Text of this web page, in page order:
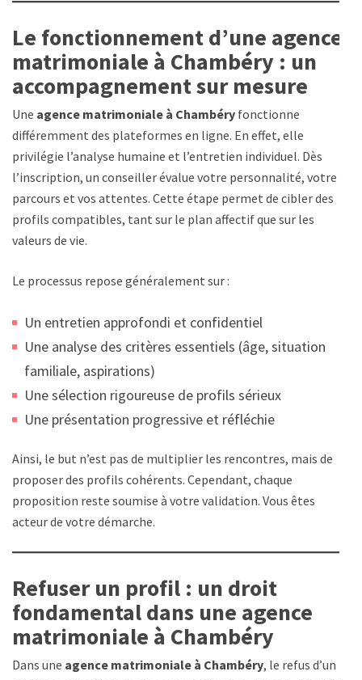
Le fonctionnement d’une agence
matrimoniale à Chambéry : un
accompagnement sur mesure
Une agence matrimoniale à Chambéry fonctionne
différemment des plateformes en ligne. En effet, elle
privilégie l’analyse humaine et l’entretien individuel. Dès
l’inscription, un conseiller évalue votre personnalité, votre
parcours et vos attentes. Cette étape permet de cibler des
profils compatibles, tant sur le plan affectif que sur les
valeurs de vie.
Le processus repose généralement sur :
Un entretien approfondi et confidentiel
Une analyse des critères essentiels (âge, situation
familiale, aspirations)
Une sélection rigoureuse de profils sérieux
Une présentation progressive et réfléchie
Ainsi, le but n’est pas de multiplier les rencontres, mais de
proposer des profils cohérents. Cependant, chaque
proposition reste soumise à votre validation. Vous êtes
acteur de votre démarche.
Refuser un profil : un droit
fondamental dans une agence
matrimoniale à Chambéry
Dans une agence matrimoniale à Chambéry, le refus d’un